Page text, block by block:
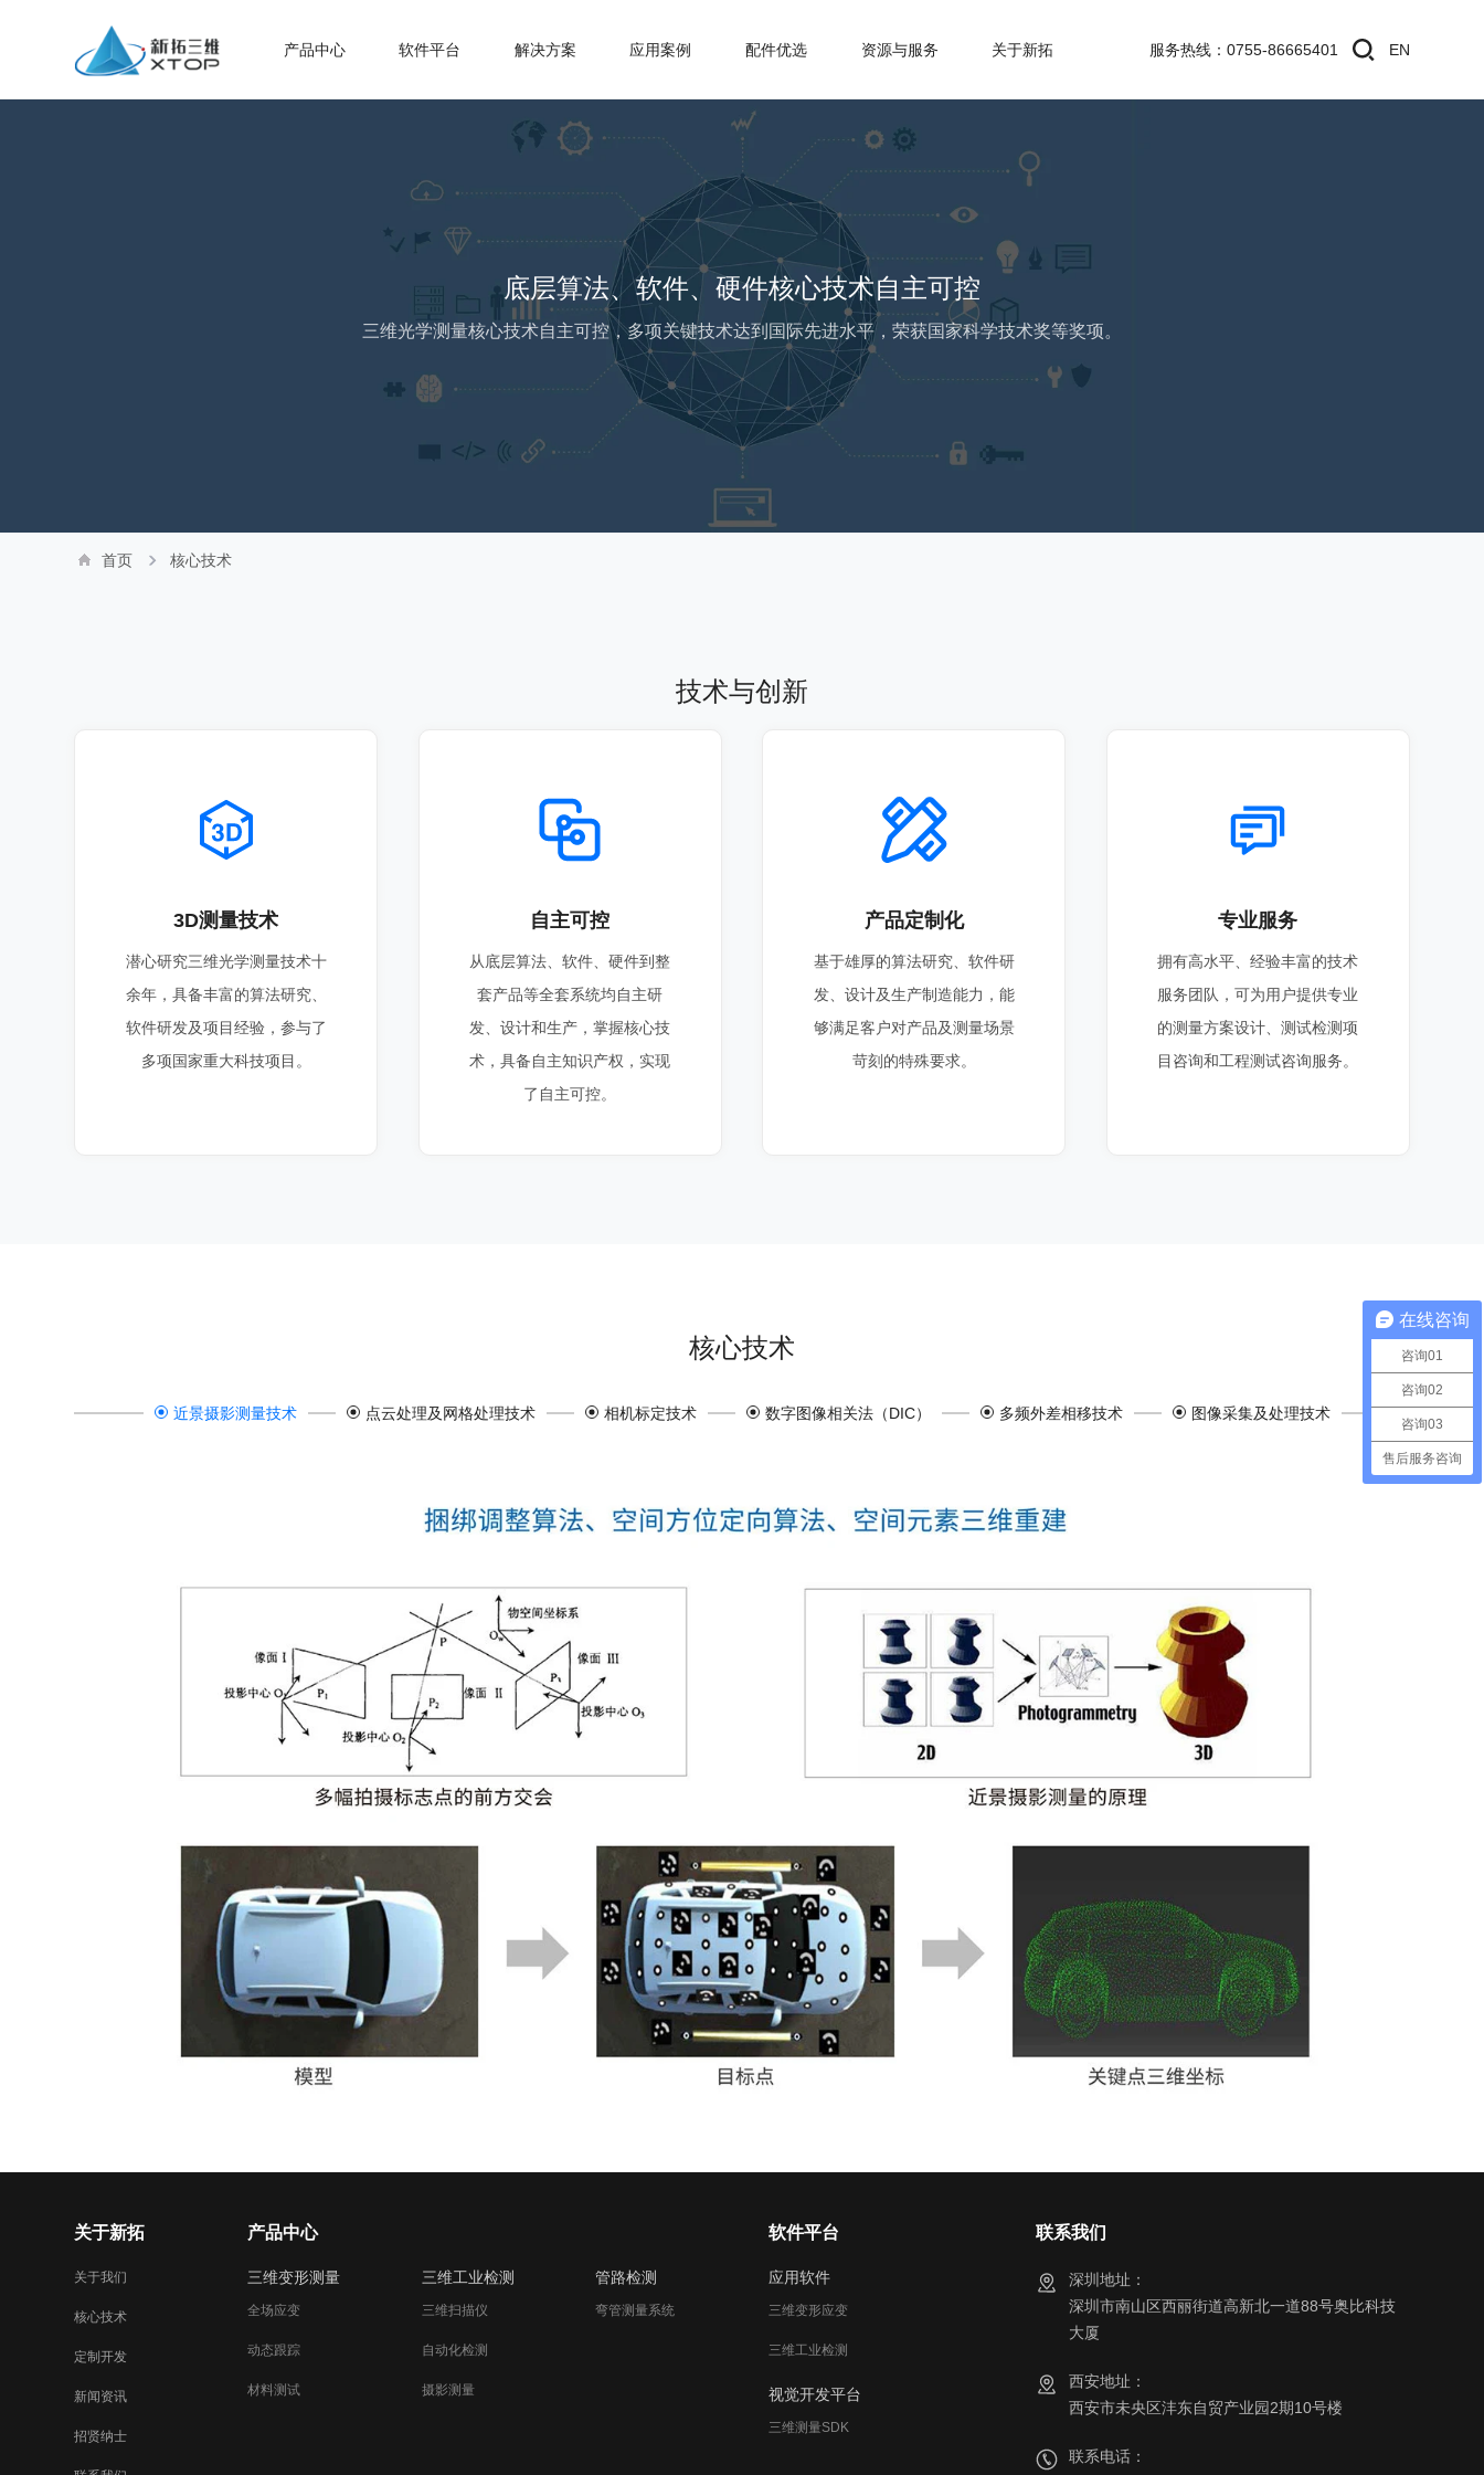
产品中心 软件平台 解决方案 应用案例 配件优选 资源与服务 关于新拓 服务热线：0755-86665401 EN
底层算法、软件、硬件核心技术自主可控
三维光学测量核心技术自主可控，多项关键技术达到国际先进水平，荣获国家科学技术奖等奖项。
首页 核心技术
技术与创新
3D测量技术
潜心研究三维光学测量技术十
余年，具备丰富的算法研究、
软件研发及项目经验，参与了
多项国家重大科技项目。
自主可控
从底层算法、软件、硬件到整
套产品等全套系统均自主研
发、设计和生产，掌握核心技
术，具备自主知识产权，实现
了自主可控。
产品定制化
基于雄厚的算法研究、软件研
发、设计及生产制造能力，能
够满足客户对产品及测量场景
苛刻的特殊要求。
专业服务
拥有高水平、经验丰富的技术
服务团队，可为用户提供专业
的测量方案设计、测试检测项
目咨询和工程测试咨询服务。
核心技术
近景摄影测量技术 点云处理及网格处理技术 相机标定技术 数字图像相关法（DIC） 多频外差相移技术 图像采集及处理技术
关于新拓
关于我们
核心技术
定制开发
新闻资讯
招贤纳士
产品中心
三维变形测量
全场应变
动态跟踪
材料测试
三维工业检测
三维扫描仪
自动化检测
摄影测量
管路检测
弯管测量系统
软件平台
应用软件
三维变形应变
三维工业检测
视觉开发平台
三维测量SDK
联系我们
深圳地址：
深圳市南山区西丽街道高新北一道88号奥比科技
大厦
西安地址：
西安市未央区沣东自贸产业园2期10号楼
联系电话：
在线咨询
咨询01
咨询02
咨询03
售后服务咨询